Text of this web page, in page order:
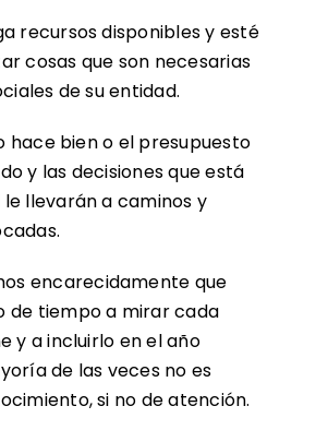
recursos disponibles y esté
cosas que son necesarias
de su entidad.
hace bien o el presupuesto
y las decisiones que está
llevarán a caminos y
encarecidamente que
de tiempo a mirar cada
y a incluirlo en el año
de las veces no es
si no de atención.